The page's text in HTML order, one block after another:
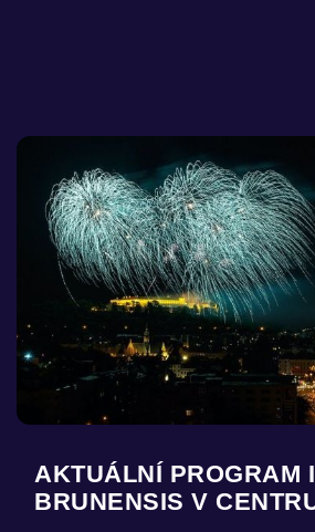
AKTUÁLNÍ PROGRAM
BRUNENSIS V